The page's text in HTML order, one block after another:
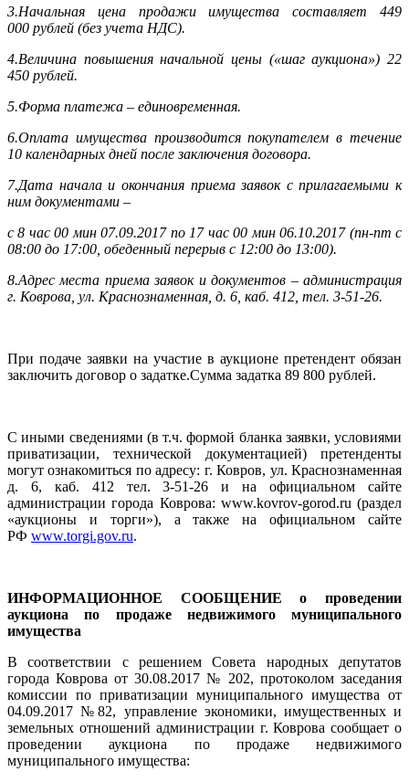
3.Начальная цена продажи имущества составляет 449
000 рублей (без учета НДС).
4.Величина повышения начальной цены («шаг аукциона») 22
450 рублей.
5.Форма платежа – единовременная.
6.Оплата имущества производится покупателем в течение
10 календарных дней после заключения договора.
7.Дата начала и окончания приема заявок с прилагаемыми к
ним документами –
с 8 час 00 мин 07.09.2017 по 17 час 00 мин 06.10.2017 (пн-пт с
08:00 до 17:00, обеденный перерыв с 12:00 до 13:00).
8.Адрес места приема заявок и документов – администрация
г. Коврова, ул. Краснознаменная, д. 6, каб. 412, тел. 3-51-26.
При подаче заявки на участие в аукционе претендент обязан
заключить договор о задатке.Сумма задатка 89 800 рублей.
С иными сведениями (в т.ч. формой бланка заявки, условиями
приватизации, технической документацией) претенденты
могут ознакомиться по адресу: г. Ковров, ул. Краснознаменная
д. 6, каб. 412 тел. 3-51-26 и на официальном сайте
администрации города Коврова: www.kovrov-gorod.ru (раздел
«аукционы и торги»), а также на официальном сайте
РФ www.torgi.gov.ru.
ИНФОРМАЦИОННОЕ СООБЩЕНИЕ о проведении
аукциона по продаже недвижимого муниципального
имущества
В соответствии с решением Совета народных депутатов
города Коврова от 30.08.2017 № 202, протоколом заседания
комиссии по приватизации муниципального имущества от
04.09.2017 №82, управление экономики, имущественных и
земельных отношений администрации г. Коврова сообщает о
проведении аукциона по продаже недвижимого
муниципального имущества: